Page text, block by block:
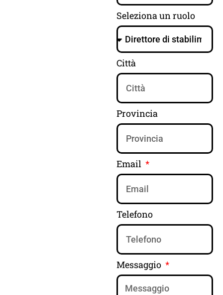
Seleziona un ruolo
Città
Provincia
Email
Telefono
Messaggio